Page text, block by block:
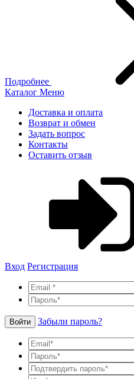
Подробнее
Каталог Меню
Доставка и оплата
Возврат и обмен
Задать вопрос
Контакты
Оставить отзыв
Вход Регистрация
Войти Забыли пароль?